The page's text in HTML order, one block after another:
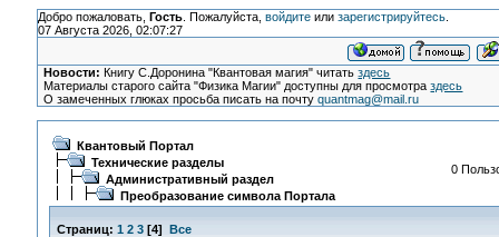
Добро пожаловать, Гость. Пожалуйста, войдитеили зарегистрируйтесь.
07 Августа 2026, 02:07:27
Новости: Книгу С.Доронина "Квантовая магия" читатьздесь
Материалы старого сайта "Физика Магии" доступны для просмотраздесь
О замеченных глюках просьба писать на почтуquantmag@mail.ru
Квантовый Портал
Технические разделы
Административный раздел
Преобразование символа Портала
0
Страниц: 1 2 3[4] Все